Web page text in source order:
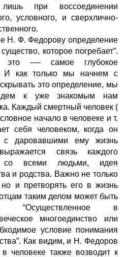
при воссоединении
условного, и сверхлично­
Н. Ф. Федорову определение
которое погребает”.
это -— самое глубокое
И как только мы начнем с
это определение, мы
к уже знакомым нам
Каждый смертный человек (
начало в человеке и т.
себя человеком, когда он
с даровавшими ему жизнь
связь каждого
со всеми людьми, идея
и родства. Важно не только
но и претворять его в жизнь
таким делом может быть
“Осуществленное в
многоединство или
условие понимания
Как видим, и Н. Федоров
человеке также возводит к